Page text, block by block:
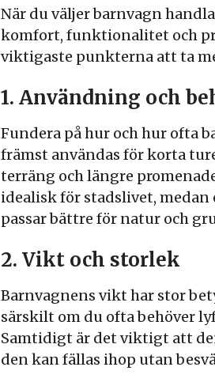
När du väljer barnvagn
komfort, funktionalitet och
viktigaste punkterna att ta
1. Användning och
Fundera på hur och hur ofta
främst användas för korta
terräng och längre
idealisk för stadslivet,
passar bättre för natur och
2. Vikt och storlek
Barnvagnens vikt har stor
särskilt om du ofta behöver
Samtidigt är det viktigt att
den kan fällas ihop utan